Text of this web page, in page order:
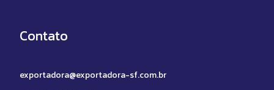
Contato
exportadora@exportadora-sf.com.br